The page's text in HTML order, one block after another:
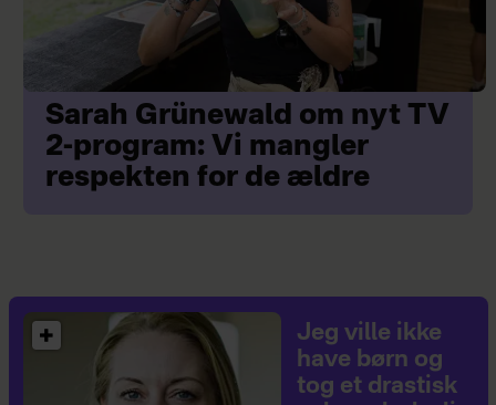
Sarah Grünewald om nyt TV
2-program: Vi mangler
respekten for de ældre
Jeg ville ikke
have børn og
tog et drastisk